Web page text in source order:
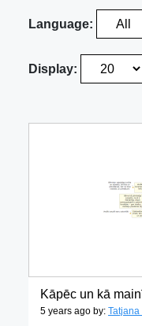
Language:
Display:
5 years ago by: